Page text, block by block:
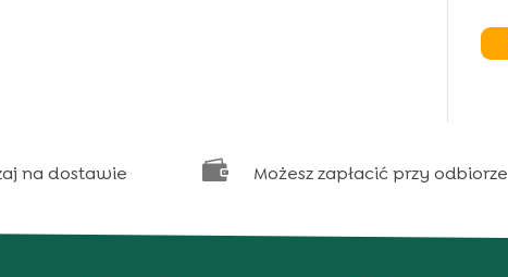
na dostawie  Możesz zapłacić przy odbiorze